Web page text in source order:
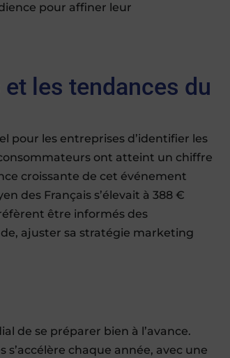
pour affiner leur
les tendances du
pour les entreprises d’identifier les
ont atteint un chiffre
croissante de cet événement
des Français s’élevait à 388 €
être informés des
ajuster sa stratégie marketing
de se préparer bien à l’avance.
s’accélère chaque année, avec une